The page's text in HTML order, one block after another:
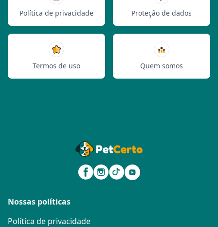
Política de privacidade Proteção de dados
Termos de uso Quem somos
Nossas políticas
Política de privacidade